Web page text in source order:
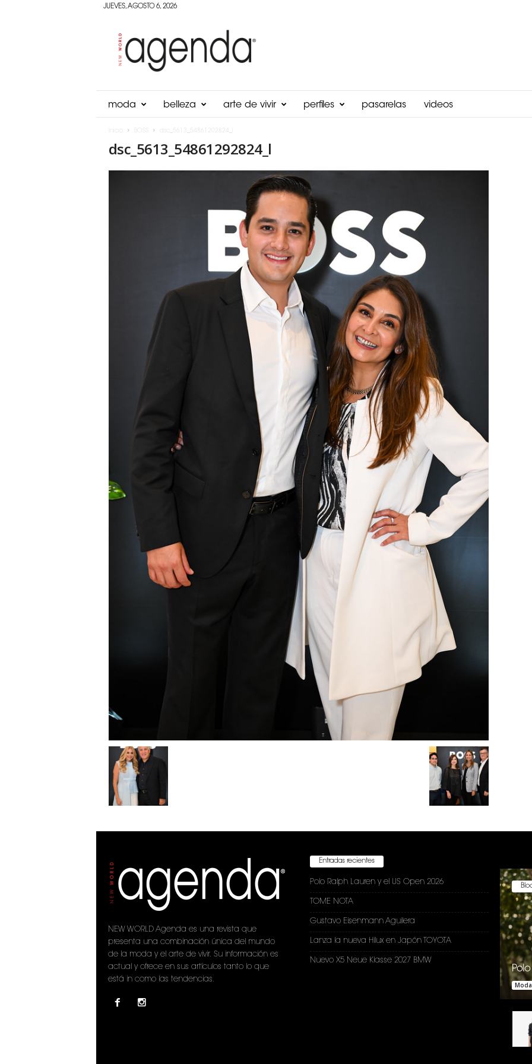
JUEVES, AGOSTO 6, 2026
Panama
moda belleza arte de vivir perfiles pasarelas videos
BOSS dsc_5613_54861292824_l
dsc_5613_54861292824_l
NEW WORLD Agenda es una revista que
presenta una combinación única del mundo
de la moda y el arte de vivir. Su información es
actual y ofrece en sus artículos tanto lo que
está in como las tendencias.
Entradas recientes
Polo Ralph Lauren y el US Open 2026
TOME NOTA
Gustavo Eisenmann Aguilera
Lanza la nueva Hilux en Japón TOYOTA
Nuevo X5 Neue Klasse 2027 BMW
Moda